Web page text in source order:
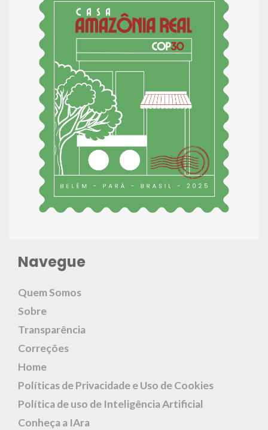
Navegue
Quem Somos
Sobre
Transparência
Correções
Home
Políticas de Privacidade e Uso de Cookies
Política de uso de Inteligência Artificial
Conheça a IAra